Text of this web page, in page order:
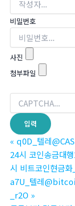
비밀번호
사진
첨부파일
« q0D_텔레
24시 코인송금대
시 비트코인현금
a7U_텔레
_r2O »